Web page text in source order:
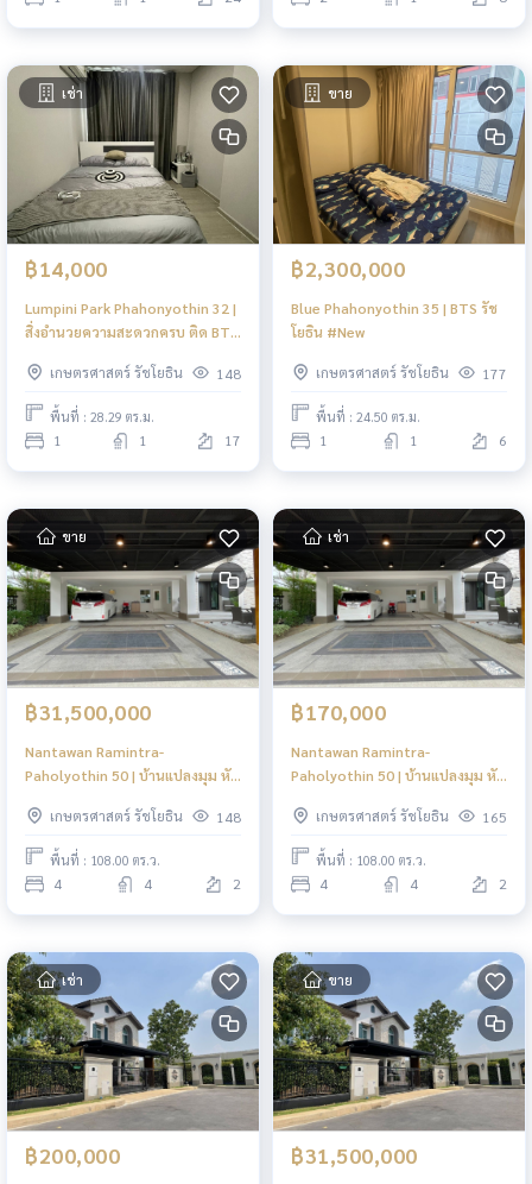
เช่า
฿14,000
Lumpini Park Phahonyothin 32 |
สิ่งอำนวยความสะดวกครบ ติด BTS
เกษตรศาสตร์ รัชโยธิน
148
พื้นที่ : 28.29 ตร.ม.
1 1 17
ขาย
฿2,300,000
Blue Phahonyothin 35 | BTS รัช
โยธิน #New
เกษตรศาสตร์ รัชโยธิน 177
พื้นที่ : 24.50 ตร.ม.
1 1 6
ขาย
฿31,500,000
Nantawan Ramintra-
Paholyothin 50 | บ้านแปลงมุม หัน
เกษตรศาสตร์ รัชโยธิน
148
พื้นที่ : 108.00 ตร.ว.
4 4 2
เช่า
฿170,000
Nantawan Ramintra-
Paholyothin 50 | บ้านแปลงมุม หัน
เกษตรศาสตร์ รัชโยธิน
165
พื้นที่ : 108.00 ตร.ว.
4 4 2
เช่า
฿200,000
ขาย
฿31,500,000